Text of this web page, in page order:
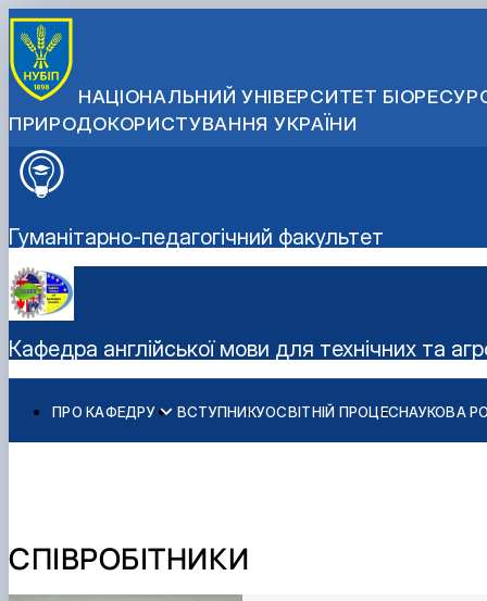
НАЦІОНАЛЬНИЙ УНІВЕРСИТЕТ
ПРИРОДОКОРИСТУВАННЯ УКРАЇНИ
Гуманітарно-педагогічний факультет
Кафедра англійської мови для технічних та
ПРО КАФЕДРУ
Міжнародна діяльність
Науково-дослідна лабораторія «Науково-технічного
ВСТУПНИКУОСВІТНІЙ ПРОЦЕСНАУКОВА
Студентський науковий гурток "Сучасна англійська
СПІВРОБІТНИКИ